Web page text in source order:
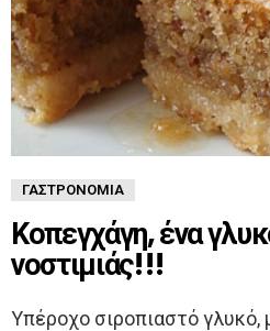
ΓΑΣΤΡΟΝΟΜΊΑ
Κοπεγχάγη, ένα
νοστιμιάς!!!
Υπέροχο σιροπιαστό γλυκό,